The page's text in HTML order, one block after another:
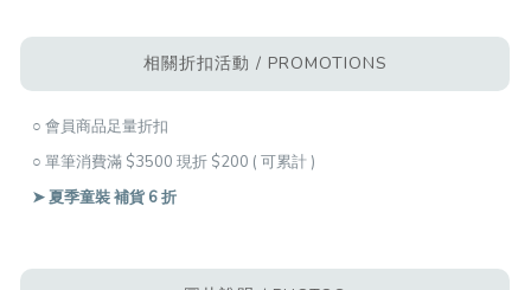
相關折扣活動 / PROMOTIONS
○ 會員商品足量折扣
○ 單筆消費滿 $3500 現折 $200 ( 可累計 )
➤ 夏季童裝 補貨 6 折